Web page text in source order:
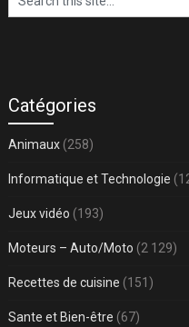
Catégories
Animaux(258)
Informatique et Technologie
Jeux vidéo (193)
Moteurs – Auto/Moto (2 129)
Recettes de cuisine (151)
Sante et Bien-être (67)